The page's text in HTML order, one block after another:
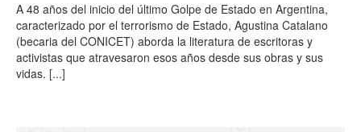
A 48 años del inicio del último Golpe de Estado en Argentina,
caracterizado por el terrorismo de Estado, Agustina Catalano
(becaria del CONICET) aborda la literatura de escritoras y
activistas que atravesaron esos años desde sus obras y sus
vidas. [...]